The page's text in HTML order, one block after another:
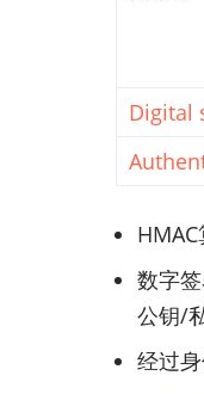
Digital
数字
公钥/
经过